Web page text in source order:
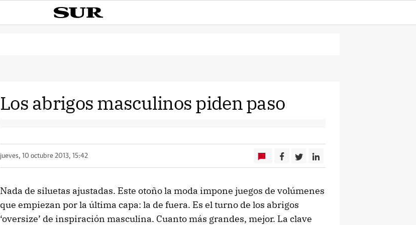
Los abrigos masculinos piden paso
jueves, 10 octubre 2013, 15:42
Nada de siluetas ajustadas. Este otoño la moda impone juegos de volúmenes
que empiezan por la última capa: la de fuera. Es el turno de los abrigos
‘oversize’ de inspiración masculina. Cuanto más grandes, mejor. La clave